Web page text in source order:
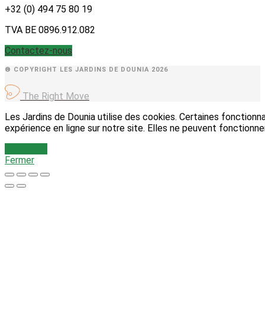
+32 (0) 494 75 80 19
TVA BE 0896.912.082
Contactez-nous
® COPYRIGHT LES JARDINS DE DOUNIA 2026
The Right Move
Les Jardins de Dounia utilise des cookies. Certaines
expérience en ligne sur notre site. Elles ne peuvent
Fermer